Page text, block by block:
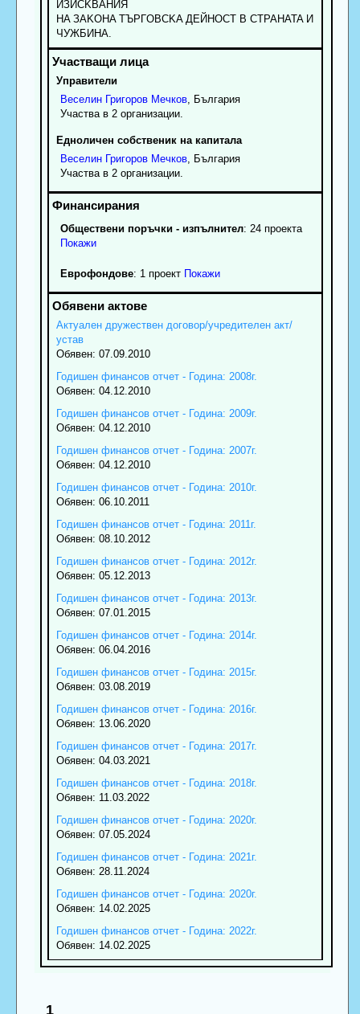
ИЗИCKBAHИЯ
HA ЗAKOHA TЪPГOBCKA ДEЙHOCT B CTPAHATA И
ЧУЖБИHA.
Управители
Веселин Григоров Мечков, България
Участва в 2 организации.
Едноличен собственик на капитала
Веселин Григоров Мечков, България
Участва в 2 организации.
Обществени поръчки - изпълнител: 24 проекта
Покажи
Еврофондове: 1 проект Покажи
Актуален дружествен договор/учредителен акт/
устав
Обявен: 07.09.2010
Годишен финансов отчет - Година: 2008г.
Обявен: 04.12.2010
Годишен финансов отчет - Година: 2009г.
Обявен: 04.12.2010
Годишен финансов отчет - Година: 2007г.
Обявен: 04.12.2010
Годишен финансов отчет - Година: 2010г.
Обявен: 06.10.2011
Годишен финансов отчет - Година: 2011г.
Обявен: 08.10.2012
Годишен финансов отчет - Година: 2012г.
Обявен: 05.12.2013
Годишен финансов отчет - Година: 2013г.
Обявен: 07.01.2015
Годишен финансов отчет - Година: 2014г.
Обявен: 06.04.2016
Годишен финансов отчет - Година: 2015г.
Обявен: 03.08.2019
Годишен финансов отчет - Година: 2016г.
Обявен: 13.06.2020
Годишен финансов отчет - Година: 2017г.
Обявен: 04.03.2021
Годишен финансов отчет - Година: 2018г.
Обявен: 11.03.2022
Годишен финансов отчет - Година: 2020г.
Обявен: 07.05.2024
Годишен финансов отчет - Година: 2021г.
Обявен: 28.11.2024
Годишен финансов отчет - Година: 2020г.
Обявен: 14.02.2025
Годишен финансов отчет - Година: 2022г.
Обявен: 14.02.2025
1